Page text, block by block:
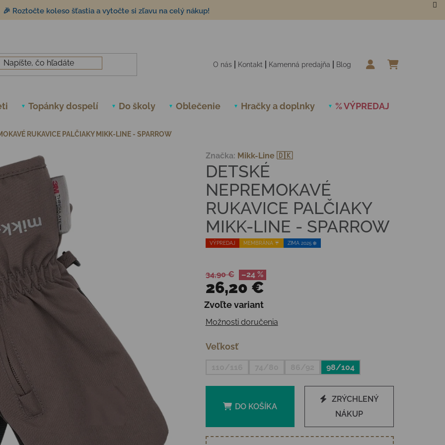
🎉 Roztočte koleso šťastia a vytočte si zľavu na celý nákup!
O nás Kontakt Kamenná predajňa Blog
Topánky dospelí Do školy Oblečenie Hračky a doplnky % VÝPREDAJ
RUKAVICE PALČIAKY MIKK-LINE - SPARROW
VÝPREDAJ MEMBRÁNA ☔️ ZIMA 2025 ❄️
DETSKÉ
NEPREMOKAVÉ
RUKAVICE PALČIAKY
MIKK-LINE - SPARROW
Značka: Mikk-Line 🇩🇰
34,90 € –24 %
26,20 €
Jednotková cena:
Zvoľte variant
Možnosti doručenia
Veľkosť
98/104
DO KOŠÍKA
ZRÝCHLENÝ
NÁKUP